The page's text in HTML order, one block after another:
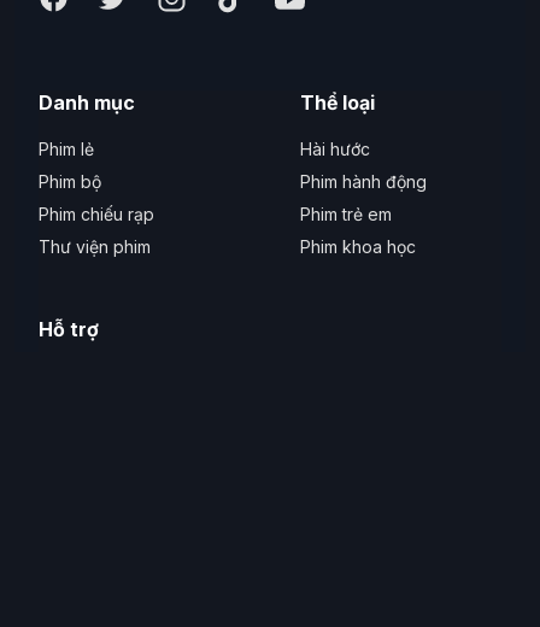
Danh mục
Phim lẻ
Phim bộ
Phim chiếu rạp
Thư viện phim
Thể loại
Hài hước
Phim hành động
Phim trẻ em
Phim khoa học
Hỗ trợ